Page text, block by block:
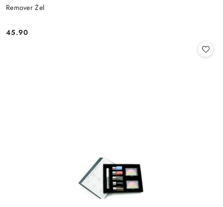
Remover Żel
Cena:
45.90